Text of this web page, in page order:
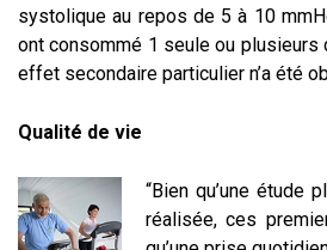
systolique au repos de 5 à 10
ont consommé 1 seule ou plusieurs
effet secondaire particulier n’a été
Qualité de vie
“Bien qu’une étude
réalisée, ces